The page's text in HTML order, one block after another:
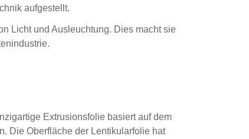
aufgestellt.
Licht und Ausleuchtung. Dies macht sie
Extrusionsfolie basiert auf dem
Die Oberfläche der Lentikularfolie hat